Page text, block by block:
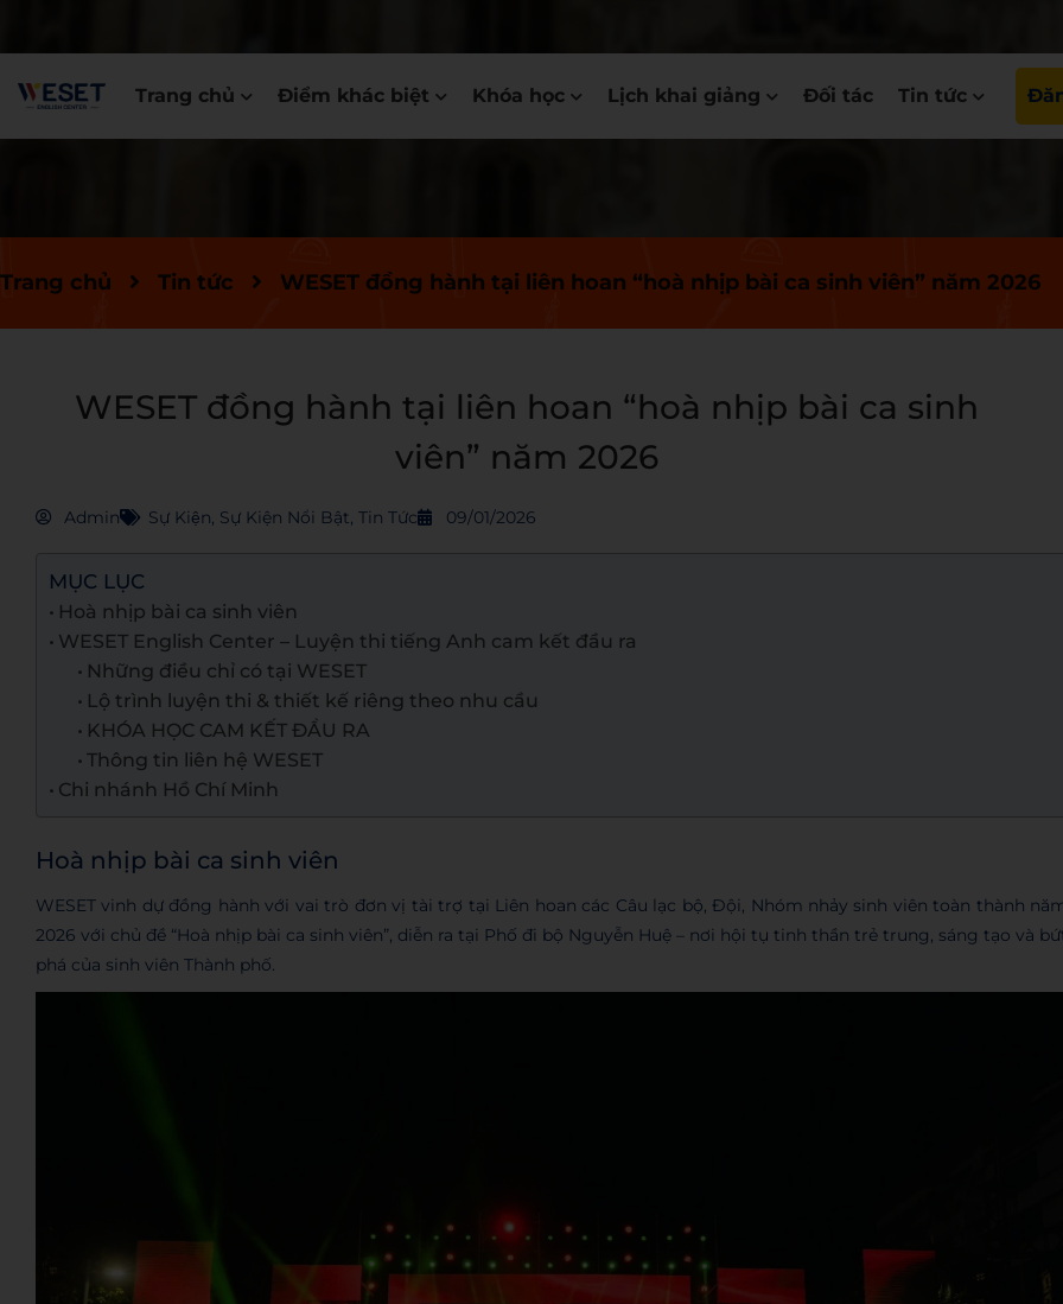
Trang chủ Điểm khác biệt Khóa học Lịch khai giảng Đối tác Tin tức
Trang chủ Tin tức WESET đồng hành tại liên hoan “hoà nhịp bài ca sinh viên” năm 2026
WESET đồng hành tại liên hoan “hoà nhịp bài ca sinh
viên” năm 2026
Admin Sự Kiện, Sự Kiện Nổi Bật, Tin Tức 09/01/2026
MỤC LỤC
Hoà nhịp bài ca sinh viên
WESET English Center – Luyện thi tiếng Anh cam kết đầu ra
Những điều chỉ có tại WESET
Lộ trình luyện thi & thiết kế riêng theo nhu cầu
KHÓA HỌC CAM KẾT ĐẦU RA
Thông tin liên hệ WESET
Chi nhánh Hồ Chí Minh
Hoà nhịp bài ca sinh viên
WESET vinh dự đồng hành với vai trò đơn vị tài trợ tại Liên hoan các Câu lạc bộ, Đội, Nhóm nhảy sinh viên toàn thành
2026 với chủ đề “Hoà nhịp bài ca sinh viên”, diễn ra tại Phố đi bộ Nguyễn Huệ – nơi hội tụ tinh thần trẻ trung, sáng tạo và
phá của sinh viên Thành phố.